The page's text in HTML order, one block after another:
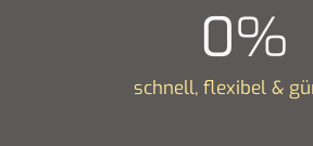
0%
schnell, flexibel &